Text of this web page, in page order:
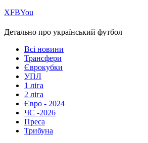
ХFBYou
Детально про український футбол
Всі новини
Трансфери
Єврокубки
УПЛ
1 ліга
2 ліга
Євро - 2024
ЧС -2026
Преса
Трибуна